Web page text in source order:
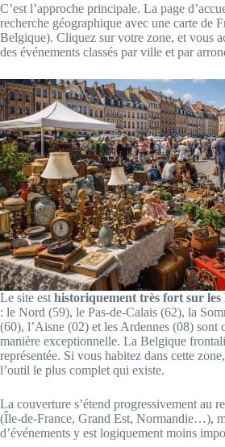
C’est l’approche principale. La page
recherche géographique avec une carte de
Belgique). Cliquez sur votre zone, et vous
des événements classés par ville et par
Le site est historiquement très fort sur les
: le Nord (59), le Pas-de-Calais (62), la
(60), l’Aisne (02) et les Ardennes (08) sont
manière exceptionnelle. La Belgique
représentée. Si vous habitez dans cette
l’outil le plus complet qui existe.
La couverture s’étend progressivement au
(Île-de-France, Grand Est, Normandie…),
d’événements y est logiquement moins